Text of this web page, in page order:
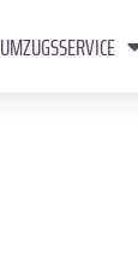
UMZUGSSERVICE